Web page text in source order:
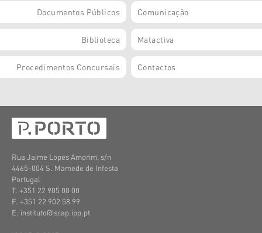
Documentos Públicos Comunicação
Biblioteca Matactiva
Procedimentos Concursais Contactos
Rua Jaime Lopes Amorim, s/n
4465-004 S. Mamede de Infesta
Portugal
T. +351 22 905 00 00
F. +351 22 902 58 99
E. instituto@iscap.ipp.pt